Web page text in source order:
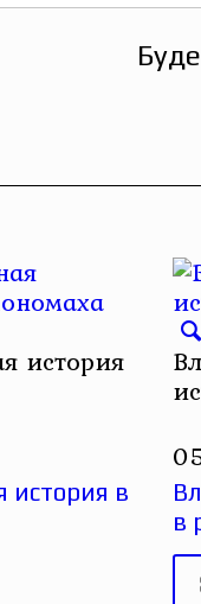
история
история в
в